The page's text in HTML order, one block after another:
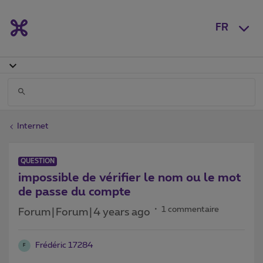
FR
Internet
QUESTION
impossible de vérifier le nom ou le mot
de passe du compte
Forum|Forum|4 years ago 1 commentaire
F Frédéric 17284